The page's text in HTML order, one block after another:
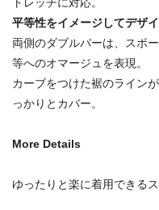
平等性をイメージしてデザ
両側のダブルバーは、スポ
等へのオマージュを表現。
カーブをつけた裾のライン
っかりとカバー。
More Details
ゆったりと楽に着用できる